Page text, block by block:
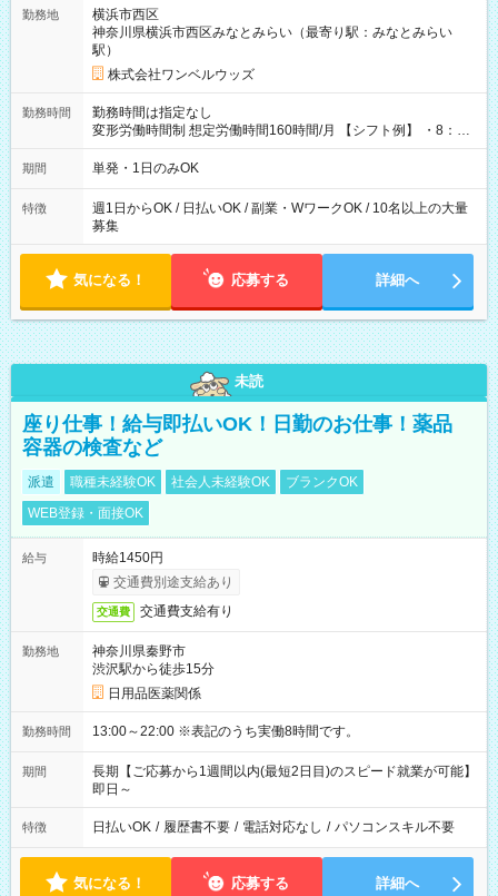
勤務地
横浜市西区
神奈川県横浜市西区みなとみらい（最寄り駅：みなとみらい
駅）
株式会社ワンベルウッズ
勤務時間
勤務時間は指定なし
変形労働時間制 想定労働時間160時間/月 【シフト例】 ・8：00
～21：00
期間 単発・1日のみOK
特徴
週1日からOK / 日払いOK / 副業・WワークOK / 10名以上の大量
募集
気になる！ 応募する 詳細へ
未読
座り仕事！給与即払いOK！日勤のお仕事！薬品
容器の検査など
派遣 職種未経験OK 社会人未経験OK
ブランクOK
WEB登録・面接OK
給与
時給1450円
交通費別途支給あり
交通費 交通費支給有り
勤務地
神奈川県秦野市
渋沢駅から徒歩15分
日用品医薬関係
勤務時間 13:00～22:00 ※表記のうち実働8時間です。
期間
長期【ご応募から1週間以内(最短2日目)のスピード就業が可能】
即日～
特徴 日払いOK / 履歴書不要 / 電話対応なし / パソコンスキル不要
気になる！ 応募する 詳細へ